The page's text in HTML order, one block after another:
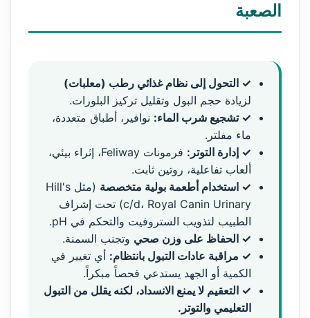
الصعبة
✓ التحول إلى نظام غذائي رطب (معلبات)
لزيادة حجم البول وتقليل تركيز البلورات.
✓ تشجيع شرب الماء: نوافير، أطباق متعددة،
ماء مفلتر.
✓ إدارة التوتر:
فرمونات Feliway، إثراء بيئي،
ألعاب تفاعلية، روتين ثابت.
✓ استخدام أطعمة بولية متخصصة
(مثل Hill's
c/d، Royal Canin Urinary) تحت إشراف
الطبيب لتذويب الستروفيت والتحكم في pH.
✓ الحفاظ على وزن صحي وتجنب السمنة.
✓ مراقبة عادات التبول بانتظام: أي تغيير في
الكمية أو الجهد يستدعي فحصاً مبكراً.
✓ التعقيم لا يمنع الانسداد، لكنه يقلل من التبول
التعليمي والتوتر.